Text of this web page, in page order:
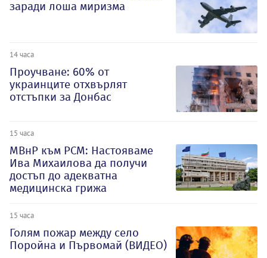
заради лоша миризма
14 часа
Проучване: 60% от
украинците отхвърлят
отстъпки за Донбас
15 часа
МВнР към РСМ: Настояваме
Ива Михаилова да получи
достъп до адекватна
медицинска грижа
15 часа
Голям пожар между село
Поройна и Първомай (ВИДЕО)